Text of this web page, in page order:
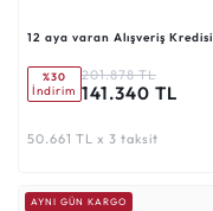
12 aya varan Alışveriş Kredisi
%30
İndirim
201.878 TL
141.340 TL
50.661 TL x 3 taksit
AYNI GÜN KARGO